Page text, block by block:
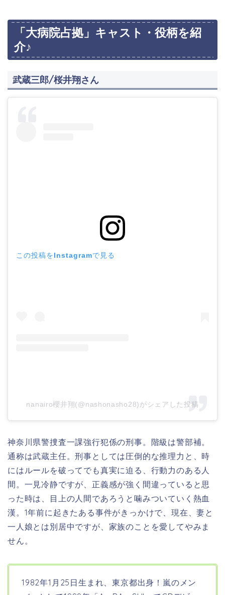
「大病院占拠」キャスト・役柄を紹
介♪
武蔵三郎/桜井翔さん
この投稿をInstagramで見る
nanairo櫻井翔(@nashonasho28)がシェアした投稿
神奈川県警捜査一課強行犯係の刑事。 階級は警部補。
通称は武蔵主任。刑事としては圧倒的な推理力と、時
にはルールを破ってでも真実に迫る、行動力のある人
間。一見冷静ですが、正義感が強く間違っていると思
った時は、目上の人間であろうと噛みついていく熱血
漢。1年前に起きたある事件がきっかけで、現在、妻と
一人娘とは別居中ですが、家族のことを愛してやみま
せん。
1982年1月25日生まれ、東京都出身！嵐のメン